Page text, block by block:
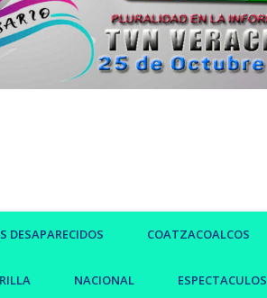
DESAPARECIDOS COATZACOALCOS
NACIONAL ESPECTACULOS